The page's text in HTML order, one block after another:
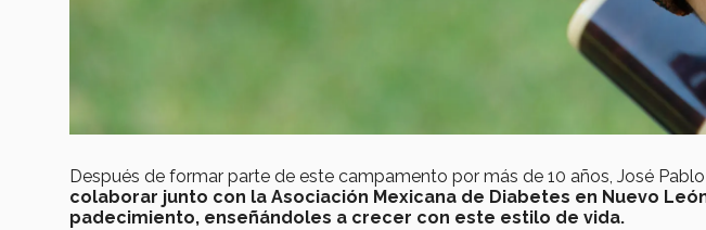
Después de formar parte de este campamento por más de 10 años, José
colaborar junto con la Asociación Mexicana de Diabetes en Nuevo
padecimiento, enseñándoles a crecer con este estilo de vida.